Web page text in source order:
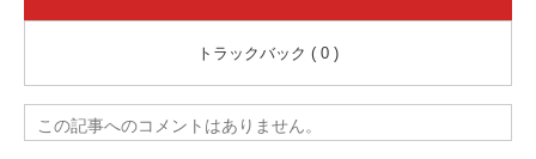
トラックバック ( 0 )
この記事へのコメントはありません。